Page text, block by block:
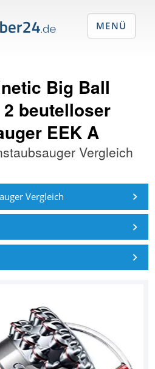
Big Ball
beutelloser
EEK A
Vergleich
Vergleich
MENÜ